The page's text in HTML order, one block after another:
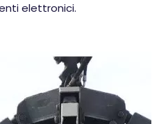
elettronici.